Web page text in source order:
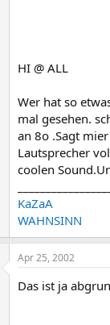
HI @ ALL
Wer hat so
mal gesehen.
an 8o .Sagt
Lautsprecher
coolen
KaZaA
WAHNSINN
Apr 25, 2002
Das ist ja